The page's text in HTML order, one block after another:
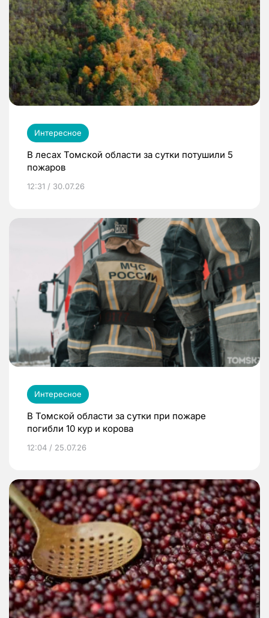
Интересное
В лесах Томской области за сутки потушили 5
пожаров
12:31 / 30.07.26
Интересное
В Томской области за сутки при пожаре
погибли 10 кур и корова
12:04 / 25.07.26